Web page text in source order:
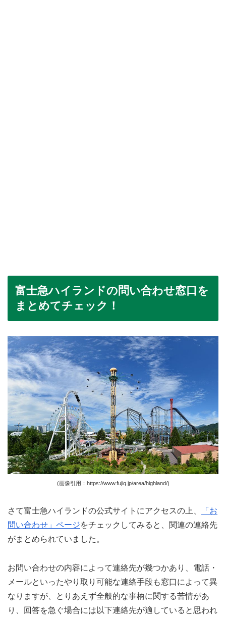
富士急ハイランドの問い合わせ窓口を
まとめてチェック！
(画像引用：https://www.fujiq.jp/area/highland/)
さて富士急ハイランドの公式サイトにアクセスの上、
「お
問い合わせ」ページをチェックしてみると、関連の連絡先
がまとめられていました。
お問い合わせの内容によって連絡先が幾つかあり、電話・
メールといったやり取り可能な連絡手段も窓口によって異
なりますが、とりあえず全般的な事柄に関する苦情があ
り、回答を急ぐ場合には以下連絡先が適していると思われ